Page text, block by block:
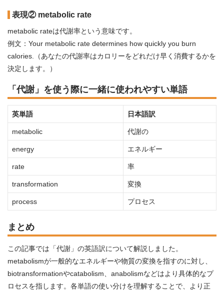
表現② metabolic rate
metabolic rateは代謝率という意味です。
例文：Your metabolic rate determines how quickly you burn
calories.（あなたの代謝率はカロリーをどれだけ早く消費するかを
決定します。）
「代謝」を使う際に一緒に使われやすい単語
英単語 日本語訳
metabolic 代謝の
energy エネルギー
rate 率
transformation 変換
process プロセス
まとめ
この記事では「代謝」の英語訳について解説しました。
metabolismが一般的なエネルギーや物質の変換を指すのに対し、
biotransformationやcatabolism、anabolismなどはより具体的なプ
ロセスを指します。各単語の使い分けを理解することで、より正